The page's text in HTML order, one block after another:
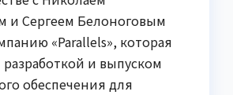
и Сергеем Белоноговым
«Parallels», которая
разработкой и выпуском
обеспечения для